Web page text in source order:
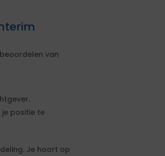
van
positie te
Je hoort op